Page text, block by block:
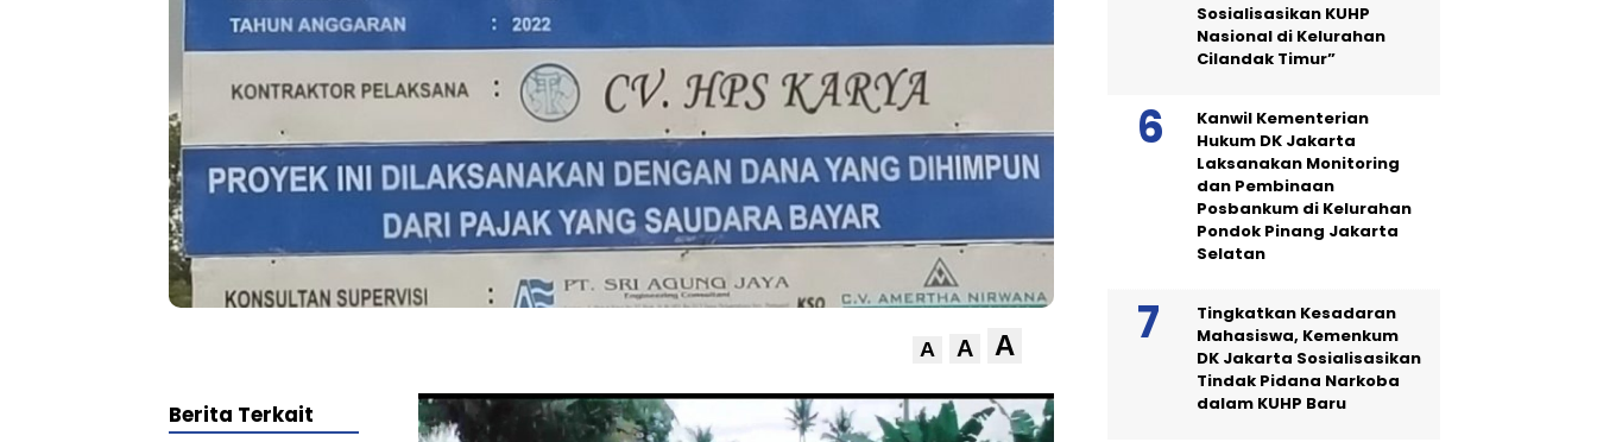
A A A
Berita Terkait
Sosialisasikan KUHP
Nasional di Kelurahan
Cilandak Timur”
Kanwil Kementerian
Hukum DK Jakarta
Laksanakan Monitoring
dan Pembinaan
Posbankum di Kelurahan
Pondok Pinang Jakarta
Selatan
Tingkatkan Kesadaran
Mahasiswa, Kemenkum
DK Jakarta Sosialisasikan
Tindak Pidana Narkoba
dalam KUHP Baru